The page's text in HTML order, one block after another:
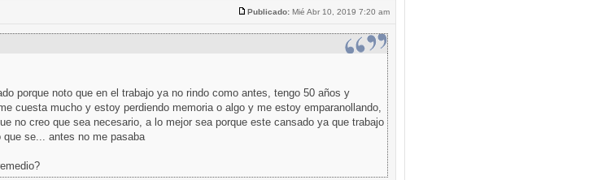
Publicado:Mié Abr 10, 2019 7:20 am
porque noto que en el trabajo ya no rindo como antes, tengo 50 años y
cuesta mucho y estoy perdiendo memoria o algo y me estoy emparanollando,
no creo que sea necesario, a lo mejor sea porque este cansado ya que trabajo
se... antes no me pasaba